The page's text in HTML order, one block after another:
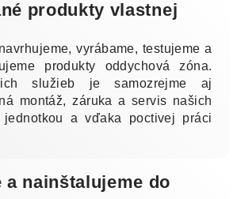
produkty vlastnej
vyrábame, testujeme a
produkty oddychová zóna.
služieb je samozrejme aj
montáž, záruka a servis našich
jednotkou a vďaka poctivej práci
a nainštalujeme do